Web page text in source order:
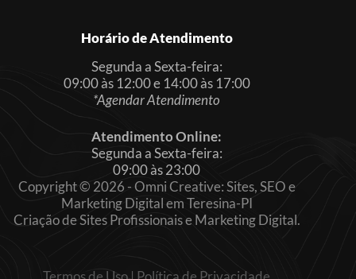
Horário de Atendimento
Segunda a Sexta-feira:
09:00 às 12:00 e 14:00 às 17:00
*Agendar Atendimento
Atendimento Online:
Segunda a Sexta-feira:
09:00 às 23:00
Copyright © 2026 - Omni Creative: Sites, SEO e
Marketing Digital em Teresina-PI
Criação de Sites Profissionais e Marketing Digital.